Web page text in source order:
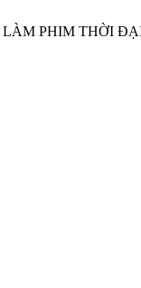
LÀM PHIM THỜI